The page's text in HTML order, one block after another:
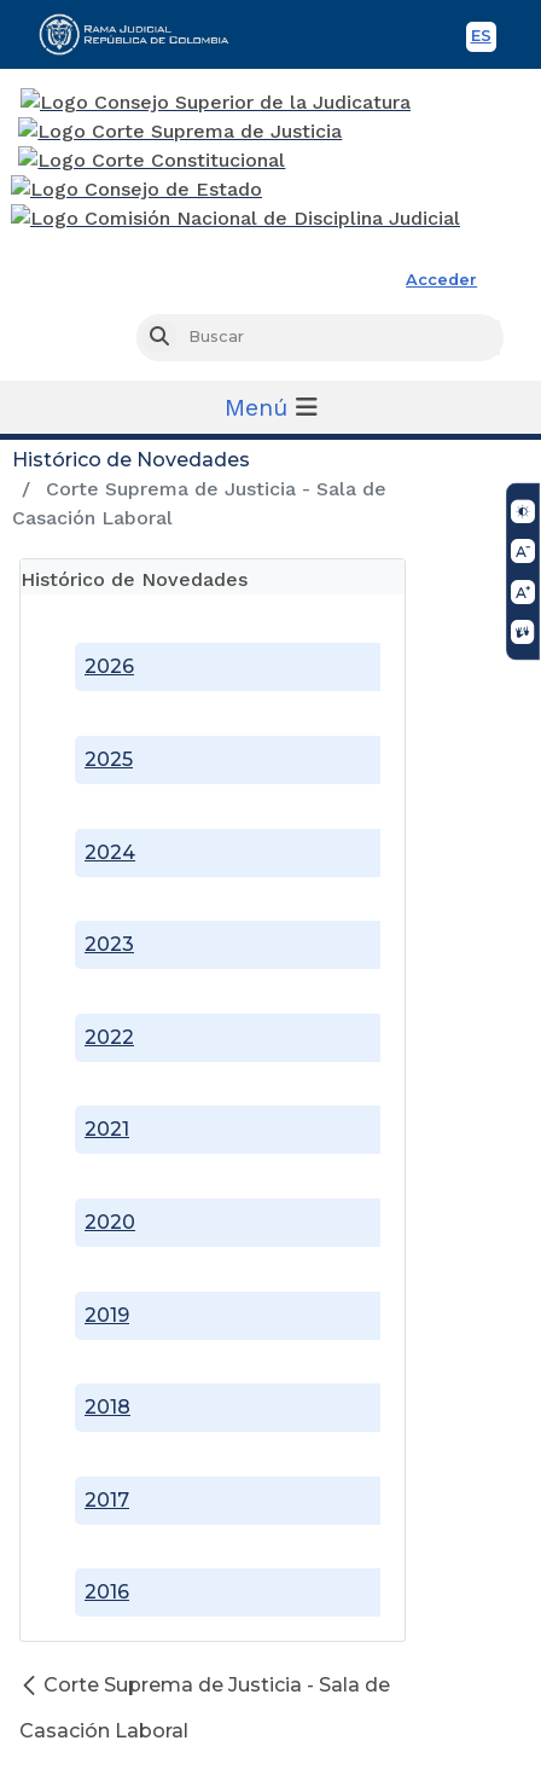
ES
Acceder
Buscar
Menú
Histórico de Novedades
Corte Suprema de Justicia - Sala de
Casación Laboral
Histórico de Novedades
2016
2017
2018
2019
2020
2021
2022
2023
2024
2025
2026
Corte Suprema de Justicia - Sala de
Casación Laboral